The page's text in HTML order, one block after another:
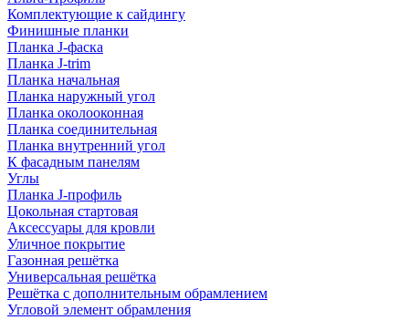
Комплектующие к сайдингу
Финишные планки
Планка J-фаска
Планка J-trim
Планка начальная
Планка наружный угол
Планка околооконная
Планка соединительная
Планка внутренний угол
К фасадным панелям
Углы
Планка J-профиль
Цокольная стартовая
Аксессуары для кровли
Уличное покрытие
Газонная решётка
Универсальная решётка
Решётка с дополнительным обрамлением
Угловой элемент обрамления